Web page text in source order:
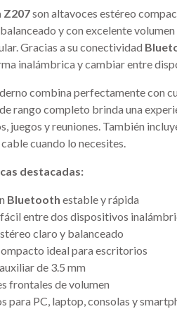
Z207son altavoces estéreo
y con excelente
Gracias a su conectividad
inalámbrica y cambiar entre
combina perfectamente con
rango completo brinda una
juegos y reuniones. También
cuando lo necesites.
destacadas:
Bluetooth estable y rápida
entre dos dispositivos
claro y balanceado
ideal para escritorios
de 3.5 mm
frontales de volumen
para PC, laptop, consolas y